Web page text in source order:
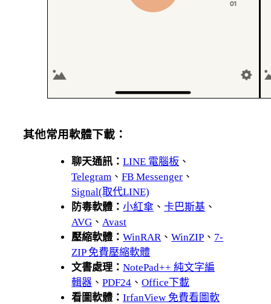
其他常用軟體下載：
聊天通訊：LINE 電腦板 、
Telegram 、FB Messenger 、
Signal(取代LINE)
防毒軟體：小紅傘 、卡巴斯基 、
AVG 、 Avast
壓縮軟體：WinRAR 、WinZIP 、 7-
ZIP 免費壓縮軟體
文書處理：NotePad++ 純文字編
輯器 、PDF24 、Office下載
看圖軟體：IrfanView 免費看圖軟